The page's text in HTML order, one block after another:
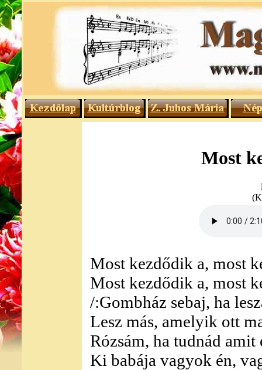
Most
Most kezdődik a, most
Most kezdődik a, most
/:Gombház sebaj, ha
Lesz más, amelyik ott
Rózsám, ha tudnád amit
Ki babája vagyok én,